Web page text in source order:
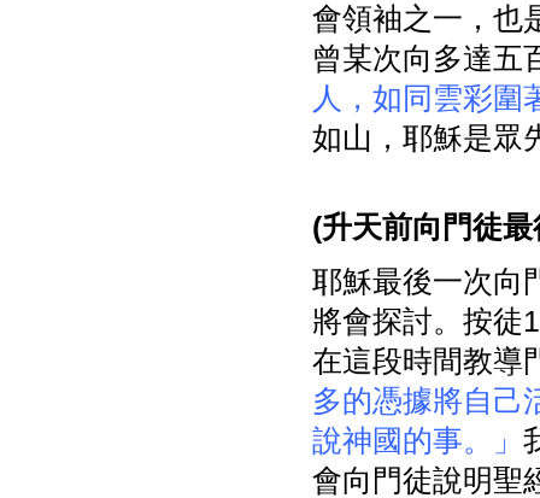
會領袖之一，也
曾某次向多達五
人，如同雲彩圍
如山，耶穌是眾
(升天前向門徒
耶穌最後一次向
將會探討。按徒
在這段時間教導
多的憑據將自己
說神國的事。」
會向門徒說明聖